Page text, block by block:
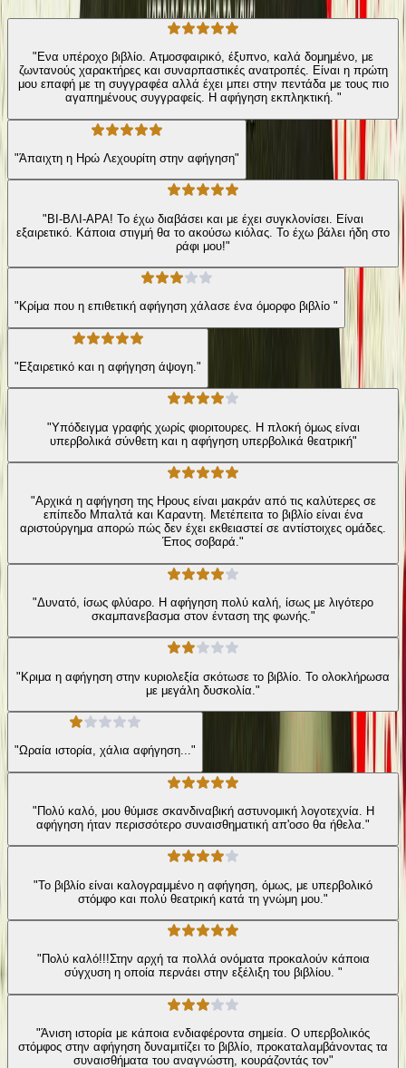
"Ενα υπέροχο βιβλίο. Ατμοσφαιρικό, έξυπνο, καλά δομημένο, με
ζωντανούς χαρακτήρες και συναρπαστικές ανατροπές. Είναι η πρώτη
μου επαφή με τη συγγραφέα αλλά έχει μπει στην πεντάδα με τους πιο
αγαπημένους συγγραφείς. Η αφήγηση εκπληκτική. "
"Άπαιχτη η Ηρώ Λεχουρίτη στην αφήγηση"
"ΒΙ-ΒΛΙ-ΑΡΑ! Το έχω διαβάσει και με έχει συγκλονίσει. Είναι
εξαιρετικό. Κάποια στιγμή θα το ακούσω κιόλας. Το έχω βάλει ήδη στο
ράφι μου!"
"Κρίμα που η επιθετική αφήγηση χάλασε ένα όμορφο βιβλίο "
"Εξαιρετικό και η αφήγηση άψογη."
"Υπόδειγμα γραφής χωρίς φιοριτουρες. Η πλοκή όμως είναι
υπερβολικά σύνθετη και η αφήγηση υπερβολικά θεατρική"
"Αρχικά η αφήγηση της Ηρους είναι μακράν από τις καλύτερες σε
επίπεδο Μπαλτά και Καραντη. Μετέπειτα το βιβλίο είναι ένα
αριστούργημα απορώ πώς δεν έχει εκθειαστεί σε αντίστοιχες ομάδες.
Έπος σοβαρά."
"Δυνατό, ίσως φλύαρο. Η αφήγηση πολύ καλή, ίσως με λιγότερο
σκαμπανεβασμα στον ένταση της φωνής."
"Κριμα η αφήγηση στην κυριολεξία σκότωσε το βιβλίο. Το ολοκλήρωσα
με μεγάλη δυσκολία."
"Ωραία ιστορία, χάλια αφήγηση..."
"Πολύ καλό, μου θύμισε σκανδιναβική αστυνομική λογοτεχνία. Η
αφήγηση ήταν περισσότερο συναισθηματική απ'οσο θα ήθελα."
"Το βιβλίο είναι καλογραμμένο η αφήγηση, όμως, με υπερβολικό
στόμφο και πολύ θεατρική κατά τη γνώμη μου."
"Πολύ καλό!!!Στην αρχή τα πολλά ονόματα προκαλούν κάποια
σύγχυση η οποία περνάει στην εξέλιξη του βιβλίου. "
"Άνιση ιστορία με κάποια ενδιαφέροντα σημεία. Ο υπερβολικός
στόμφος στην αφήγηση δυναμιτίζει το βιβλίο, προκαταλαμβάνοντας τα
συναισθήματα του αναγνώστη, κουράζοντάς τον"